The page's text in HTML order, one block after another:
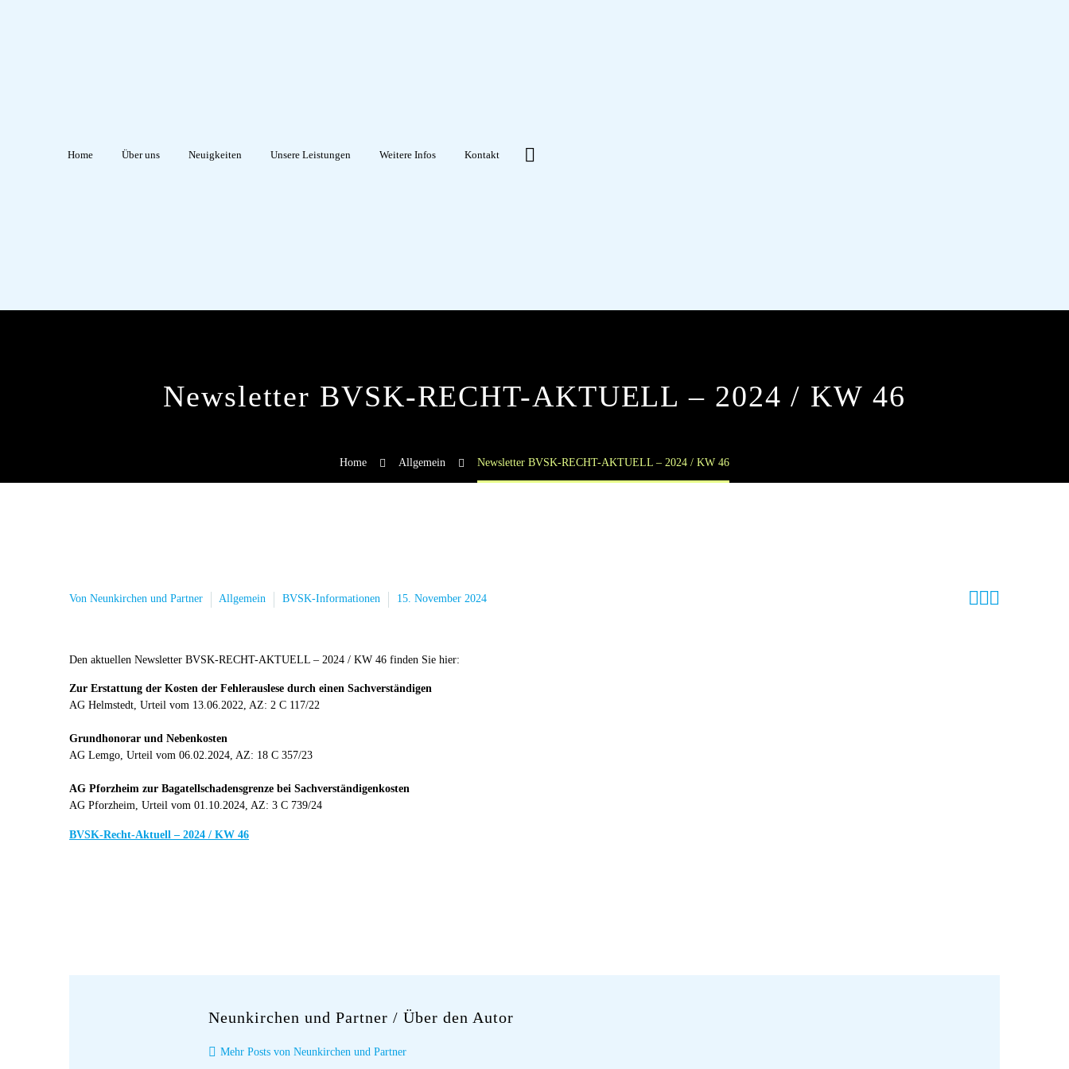
Home Über uns Neuigkeiten Unsere Leistungen Weitere Infos Kontakt
Newsletter BVSK-RECHT-AKTUELL – 2024 / KW 46
Home Allgemein Newsletter BVSK-RECHT-AKTUELL – 2024 / KW 46

Von Neunkirchen und Partner Allgemein BVSK-Informationen 15. November 2024
Den aktuellen Newsletter BVSK-RECHT-AKTUELL – 2024 / KW 46 finden Sie hier:
Zur Erstattung der Kosten der Fehlerauslese durch einen Sachverständigen
AG Helmstedt, Urteil vom 13.06.2022, AZ: 2 C 117/22
Grundhonorar und Nebenkosten
AG Lemgo, Urteil vom 06.02.2024, AZ: 18 C 357/23
AG Pforzheim zur Bagatellschadensgrenze bei Sachverständigenkosten
AG Pforzheim, Urteil vom 01.10.2024, AZ: 3 C 739/24
BVSK-Recht-Aktuell – 2024 / KW 46
Neunkirchen und Partner / Über den Autor
Mehr Posts von Neunkirchen und Partner